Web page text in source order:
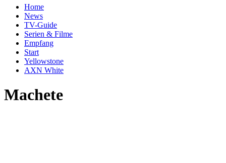
Home
News
TV-Guide
Serien & Filme
Empfang
Start
Yellowstone
AXN White
Machete